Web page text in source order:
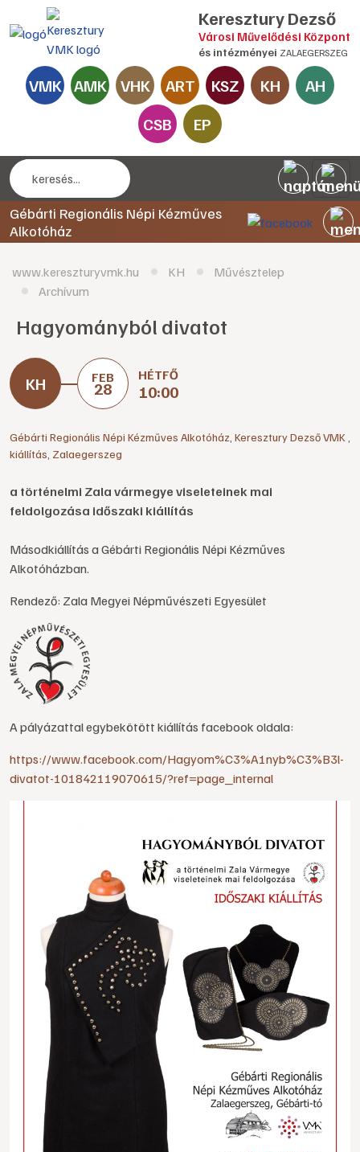
Keresztury Dezső
Városi Művelődési Központ
és intézményei ZALAEGERSZEG
VMK AMK VHK ART KSZ KH
AH
CSB
EP
Gébárti Regionális Népi Kézműves
Alkotóház
www.kereszturyvmk.hu KH
Művésztelep
Archívum
Hagyományból divatot
FEB
28
HÉTFŐ
10:00
Gébárti Regionális Népi Kézműves Alkotóház Keresztury Dezső VMK
kiállítás Zalaegerszeg
a történelmi Zala vármegye viseleteinek mai
feldolgozása időszaki kiállítás
Másodkiállítás a Gébárti Regionális Népi Kézműves
Alkotóházban.
Rendező: Zala Megyei Népművészeti Egyesület
A pályázattal egybekötött kiállítás facebook oldala:
https://www.facebook.com/Hagyom%C3%A1nyb%C3%B3l-
divatot-101842119070615/?ref=page_internal